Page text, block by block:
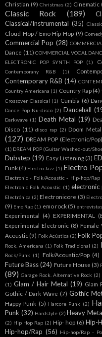
Christian (9) Christmas (2) Cinematic
Classic Rock (189)
Classical/Instrumental (35)
Cloud Hop / Emo Hip-Hop (9)
Commercial Pop (28)
Dance (11) COMMERCIAL VOCAL
ELECTRONIC POP SYNTH POP
(1)
Contemporany R&B (1)
Contemporary R&B (14)
Country Americana (1) Country Rap (4)
Crossover Classical (1) Cumbia (6)
Dance Pop Nu-disco (2) Dancehall
Darkwave (1) Death Metal (19)
Disco (11) disco rap (2) Doom
(127) DREAM POP (Electronic/Pop)
(1) DREAM POP (Guitar Washed-out/
Dubstep (19) Easy Listening (3)
Funk (4) Electro Jazz (1) Electro
Electronic - Folk/Acoustic - Hip-hop/Rap
Electronic Folk Acoustic (1) electronic
Electrónica (2) Electronicore (3)
(9) Emo Rap (1) emo rock (5) entrevistas
Experimental (4) EXPERIMENTAL
Experimental Electronic (8) Female
Acoustic (9) Folk Acústica (2) Folk
Rock. Americana (1) Folk Tradicional (2)
Rock/Punk (1) Folk/Acoustic/Pop (4)
Future Bass (24) Future House (3)
(89) Garage Rock. Alternative Rock (2)
(1) Glam / Hair Metal (19) Glam
Gothic / Dark Wave (7) Gothic
Happy Punk (5) Harcore Punk (2)
Punk (32) Hardstyle (2) Heavy
(2) Hip Hop Rap (2) Hip- hop (6) Hip-
Hip-hop/Rap (56) Hip-hop/Rap -